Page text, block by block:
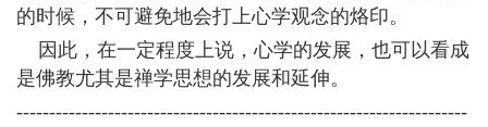
的时候，不可避免地会打上心学观念的烙印。
因此，在一定程度上说，心学的发展，也可以看成
是佛教尤其是禅学思想的发展和延伸。
---------------------------------------------------------------------